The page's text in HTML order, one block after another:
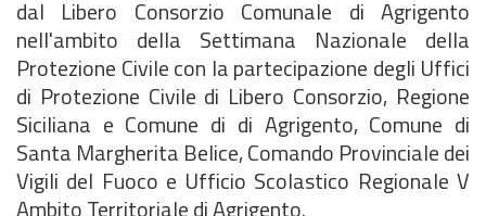
dal Libero Consorzio Comunale di Agrigento
nell'ambito della Settimana Nazionale della
Protezione Civile con la partecipazione degli Uffici
di Protezione Civile di Libero Consorzio, Regione
Siciliana e Comune di di Agrigento, Comune di
Santa Margherita Belice, Comando Provinciale dei
Vigili del Fuoco e Ufficio Scolastico Regionale V
Ambito Territoriale di Agrigento.